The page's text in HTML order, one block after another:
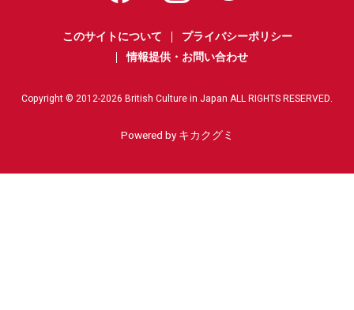
このサイトについて
プライバシーポリシー
情報提供・お問い合わせ
Copyright © 2012-2026 British Culture in Japan ALL RIGHTS RESERVED.
Powered by キカクグミ